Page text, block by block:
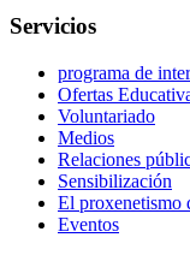
Servicios
programa de
Ofertas
Voluntariado
Medios
Relaciones
Sensibilización
El proxenetismo
Eventos